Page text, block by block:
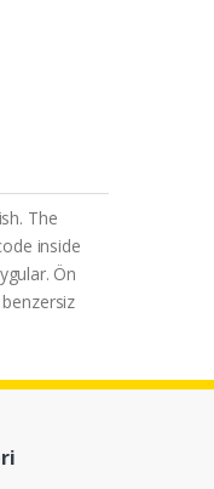
The
inside
Ön